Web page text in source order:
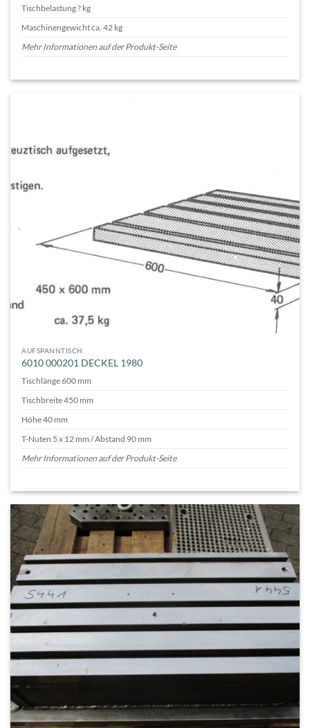
Tischbelastung ? kg
Maschinengewicht ca. 42 kg
Mehr Informationen auf der Produkt-Seite
AUFSPANNTISCH
6010 000201 DECKEL 1980
Tischlänge 600 mm
Tischbreite 450 mm
Höhe 40 mm
T-Nuten 5 x 12 mm / Abstand 90 mm
Mehr Informationen auf der Produkt-Seite